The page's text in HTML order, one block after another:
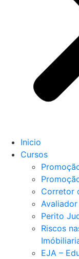
Inicio
Cursos
Corretor
Perito
Riscos
EJA –